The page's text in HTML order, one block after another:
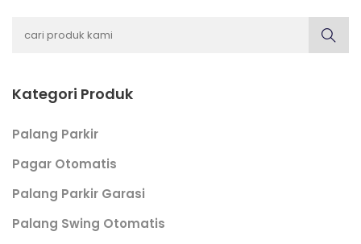
Kategori Produk
Palang Parkir
Pagar Otomatis
Palang Parkir Garasi
Palang Swing Otomatis